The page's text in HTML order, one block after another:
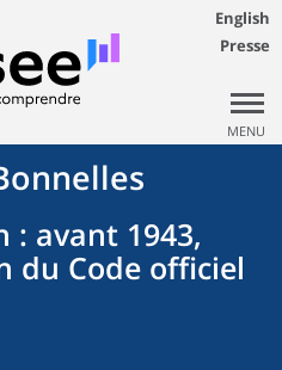
English
Presse
MENU
: avant 1943,
du Code officiel